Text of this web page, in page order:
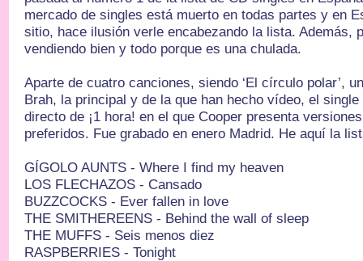
mercado de singles está muerto en todas partes y en
sitio, hace ilusión verle encabezando la lista. Además,
vendiendo bien y todo porque es una chulada.
Aparte de cuatro canciones, siendo ‘El círculo polar’,
Brah, la principal y de la que han hecho vídeo, el
directo de ¡1 hora! en el que Cooper presenta
preferidos. Fue grabado en enero Madrid. He aquí la
GÍGOLO AUNTS - Where I find my heaven
LOS FLECHAZOS - Cansado
BUZZCOCKS - Ever fallen in love
THE SMITHEREENS - Behind the wall of sleep
THE MUFFS - Seis menos diez
RASPBERRIES - Tonight